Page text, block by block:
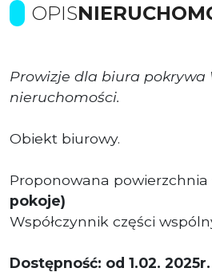
OPIS
Prowizje dla biura pokrywa
nieruchomości.
Obiekt biurowy.
Proponowana powierzchnia
pokoje)
Współczynnik części
Dostępność: od 1.02. 2025r.